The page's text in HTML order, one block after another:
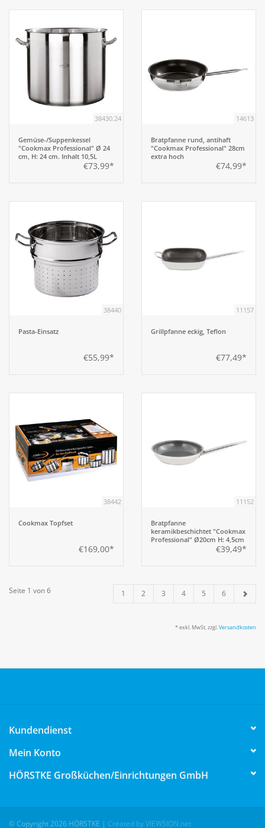
38430.24
Gemüse-/Suppenkessel
"Cookmax Professional" Ø 24
cm, H: 24 cm. Inhalt 10,5L
€73,99*
14613
Bratpfanne rund, antihaft
"Cookmax Professional" 28cm
extra hoch
€74,99*
38440
Pasta-Einsatz
€55,99*
11157
Grillpfanne eckig, Teflon
€77,49*
38442
Cookmax Topfset
€169,00*
11152
Bratpfanne
keramikbeschichtet "Cookmax
Professional" Ø20cm H: 4,5cm
€39,49*
Seite 1 von 6 1 2 3 4 5 6
* exkl. MwSt. zzgl.Versandkosten
Kundendienst
Mein Konto
HÖRSTKE Großküchen/Einrichtungen GmbH
© Copyright 2026 HÖRSTKE | Created by VIEWSION.net